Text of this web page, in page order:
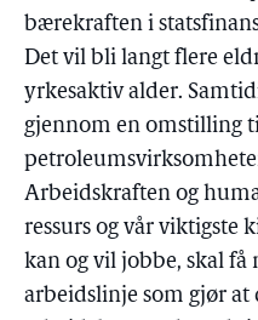
bærekraften i
Det vil bli langt flere
yrkesaktiv alder.
gjennom en omstilling
Arbeidskraften og
ressurs og vår viktigste
kan og vil jobbe, skal
arbeidslinje som gjør at